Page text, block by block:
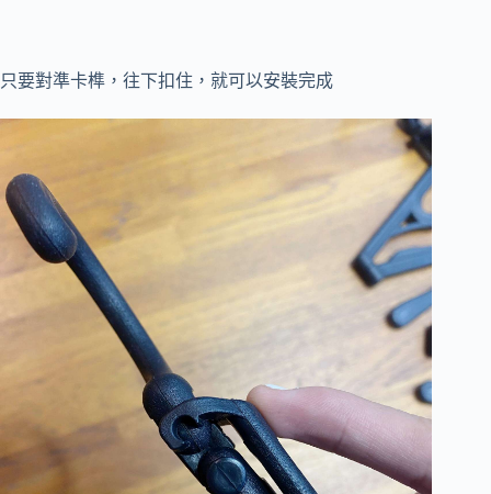
只要對準卡榫，往下扣住，就可以安裝完成